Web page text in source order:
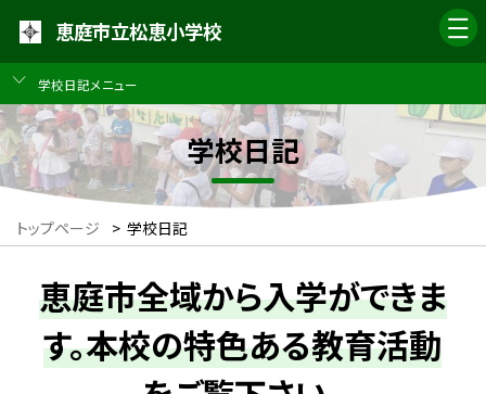
恵庭市立松恵小学校
学校日記メニュー
学校日記
トップページ > 学校日記
恵庭市全域から入学ができま
す。本校の特色ある教育活動